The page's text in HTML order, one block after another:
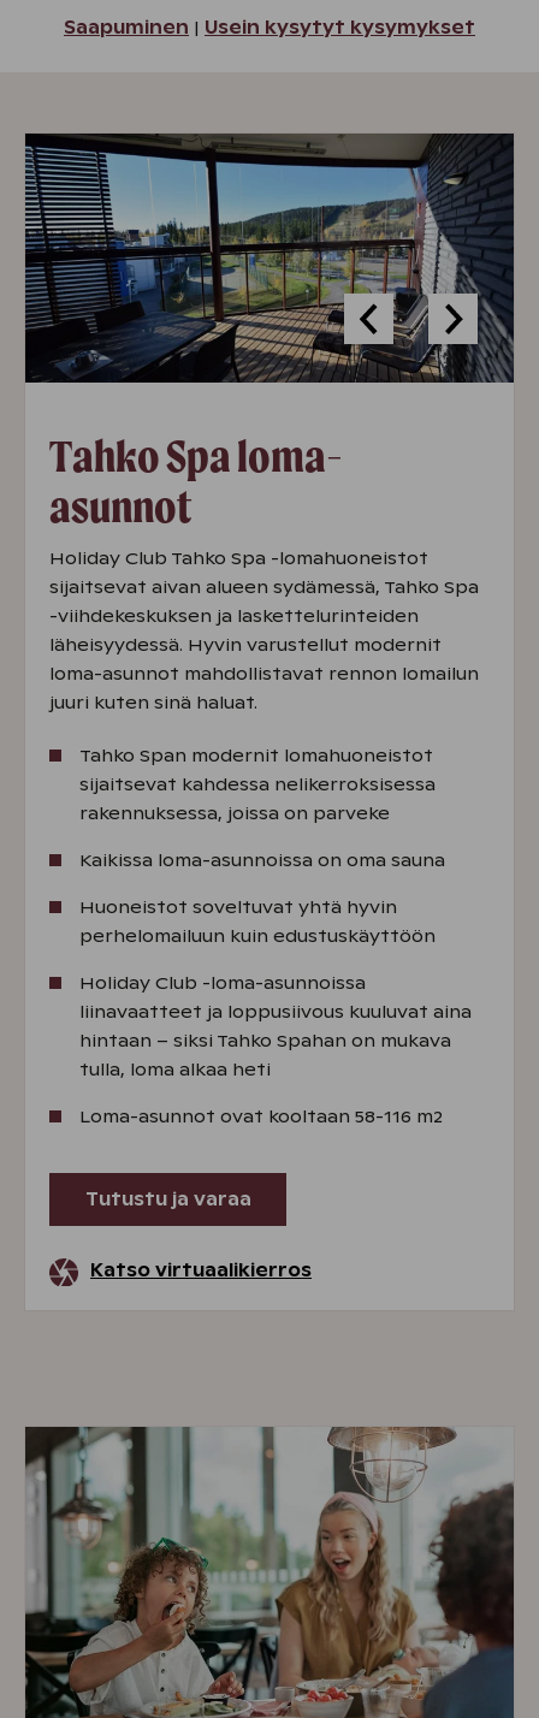
Saapuminen | Usein kysytyt kysymykset
Katso virtuaalikierros
Tahko Spa loma-
asunnot
Holiday Club Tahko Spa -lomahuoneistot
sijaitsevat aivan alueen sydämessä, Tahko Spa
-viihdekeskuksen ja laskettelurinteiden
läheisyydessä. Hyvin varustellut modernit
loma-asunnot mahdollistavat rennon lomailun
juuri kuten sinä haluat.
Tahko Span modernit lomahuoneistot
sijaitsevat kahdessa nelikerroksisessa
rakennuksessa, joissa on parveke
Kaikissa loma-asunnoissa on oma sauna
Huoneistot soveltuvat yhtä hyvin
perhelomailuun kuin edustuskäyttöön
Holiday Club -loma-asunnoissa
liinavaatteet ja loppusiivous kuuluvat aina
hintaan – siksi Tahko Spahan on mukava
tulla, loma alkaa heti
Loma-asunnot ovat kooltaan 58-116 m2
Tutustu ja varaa